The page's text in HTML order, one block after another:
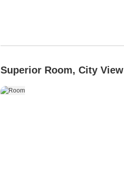
Superior Room, City View